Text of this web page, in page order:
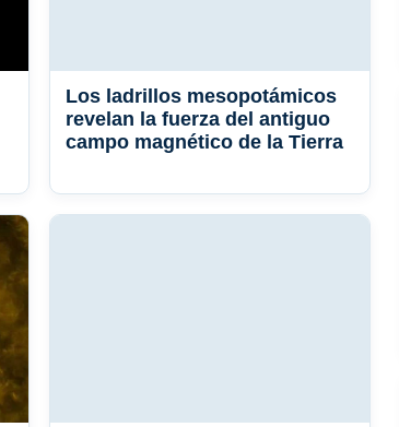
Los ladrillos mesopotámicos
revelan la fuerza del antiguo
campo magnético de la Tierra